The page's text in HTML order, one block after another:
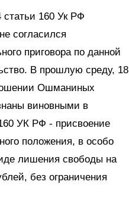
160 Ук РФ
согласился
приговора по данной
В прошлую среду, 18
Ошманиных
виновными в
УК РФ - присвоение
положения, в особо
лишения свободы на
без ограничения